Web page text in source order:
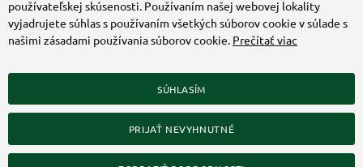
ZÍSKAJTE VIAC O COMMANDO.SK
Upraviť nastavenia Cookies
používateľskej skúsenosti. Používaním našej webovej lokality
vyjadrujete súhlas s používaním všetkých súborov cookie v súlade s
našimi zásadami používania súborov cookie. Prečítať viac
SÚHLASÍM
PRIJAŤ NEVYHNUTNÉ